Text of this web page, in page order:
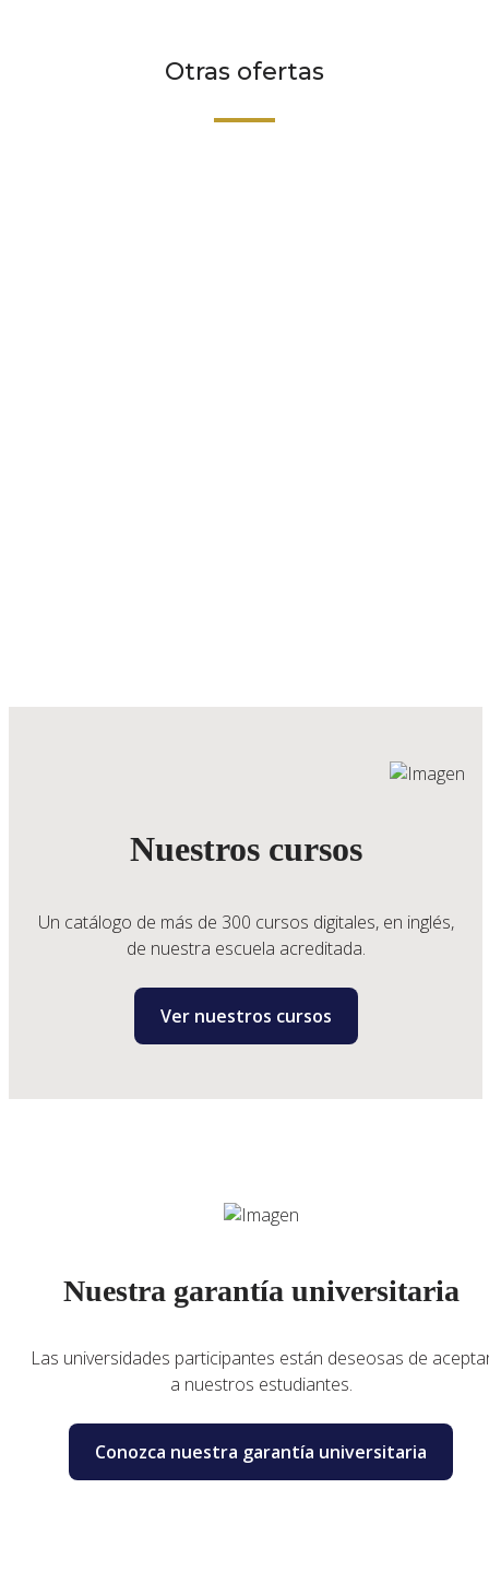
Otras ofertas
Nuestros cursos
Un catálogo de más de 300 cursos digitales, en inglés,
de nuestra escuela acreditada.
Ver nuestros cursos
Nuestra garantía universitaria
Las universidades participantes están deseosas de
a nuestros estudiantes.
Conozca nuestra garantía universitaria